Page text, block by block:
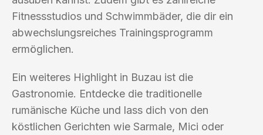
Fitnessstudios und Schwimmbäder, die dir ein
abwechslungsreiches Trainingsprogramm
ermöglichen.
Ein weiteres Highlight in Buzau ist die
Gastronomie. Entdecke die traditionelle
rumänische Küche und lass dich von den
köstlichen Gerichten wie Sarmale, Mici oder